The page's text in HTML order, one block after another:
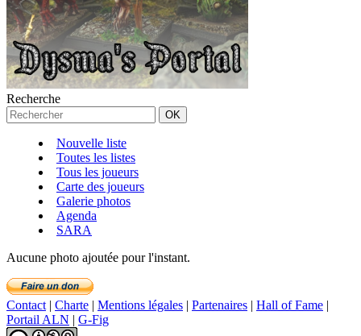
Recherche
Nouvelle liste
Toutes les listes
Tous les joueurs
Carte des joueurs
Galerie photos
Agenda
SARA
Aucune photo ajoutée pour l'instant.
Contact | Charte | Mentions légales | Partenaires | Hall of Fame |
Portail ALN | G-Fig